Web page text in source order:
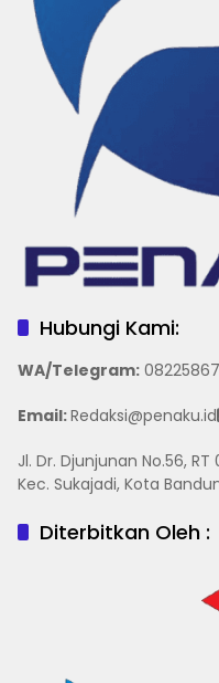
Hubungi Kami:
WA/Telegram:
Email:Redaksi@penaku.id
Jl. Dr. Djunjunan No.56,
Kec. Sukajadi, Kota
Diterbitkan Oleh :